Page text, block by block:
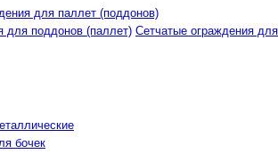
для паллет (поддонов)
для поддонов (паллет) Сетчатые ограждения для
бочек